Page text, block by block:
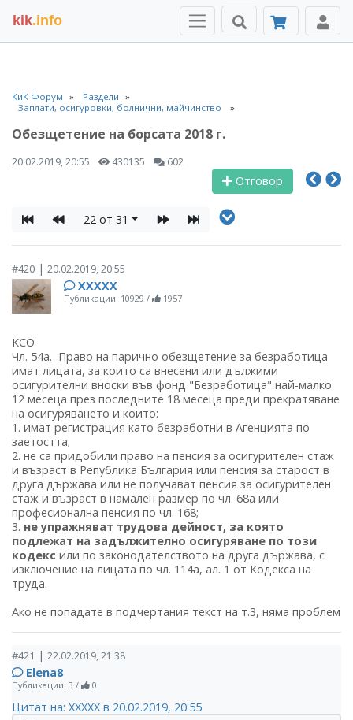
kik.info
КиК Форум
Раздели
Заплати, осигуровки, болнични, майчинство
Обезщетение на борсата 2018 г.
20.02.2019, 20:55 430135 602
Отговор
22 от 31
#420 | 20.02.2019, 20:55
ХХХХХ
Публикации: 10929 / 1957
КСО
Чл. 54а. Право на парично обезщетение за безработица
имат лицата, за които са внесени или дължими
осигурителни вноски във фонд "Безработица" най-малко
12 месеца през последните 18 месеца преди прекратяване
на осигуряването и които:
1. имат регистрация като безработни в Агенцията по
заетостта;
2. не са придобили право на пенсия за осигурителен стаж
и възраст в Република България или пенсия за старост в
друга държава или не получават пенсия за осигурителен
стаж и възраст в намален размер по чл. 68а или
професионална пенсия по чл. 168;
3. не упражняват трудова дейност, за която
подлежат на задължително осигуряване по този
кодекс или по законодателството на друга държава, с
изключение на лицата по чл. 114а, ал. 1 от Кодекса на
труда.
Ако не попадате в подчертания текст на т.3, няма проблем
#421 | 22.02.2019, 21:38
Elena8
Публикации: 3 / 0
Цитат на: ХХХХХ в 20.02.2019, 20:55